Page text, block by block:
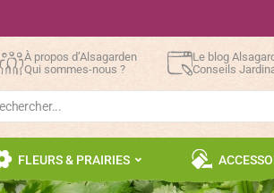
À propos d’Alsagarden
Qui sommes-nous ?
Le blog
Conseils
FLEURS & PRAIRIES